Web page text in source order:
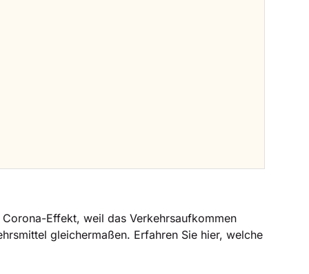
Effekt, weil das Verkehrsaufkommen
gleichermaßen. Erfahren Sie hier, welche